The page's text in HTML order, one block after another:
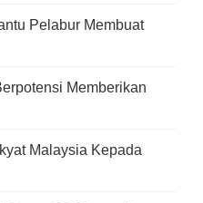
Pelabur Membuat
Memberikan
Malaysia Kepada